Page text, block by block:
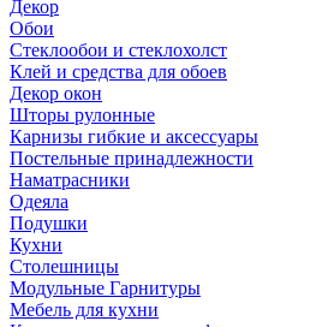
Декор
Обои
Стеклообои и стеклохолст
Клей и средства для обоев
Декор окон
Шторы рулонные
Карнизы гибкие и аксессуары
Постельные принадлежности
Наматрасники
Одеяла
Подушки
Кухни
Столешницы
Модульные Гарнитуры
Мебель для кухни